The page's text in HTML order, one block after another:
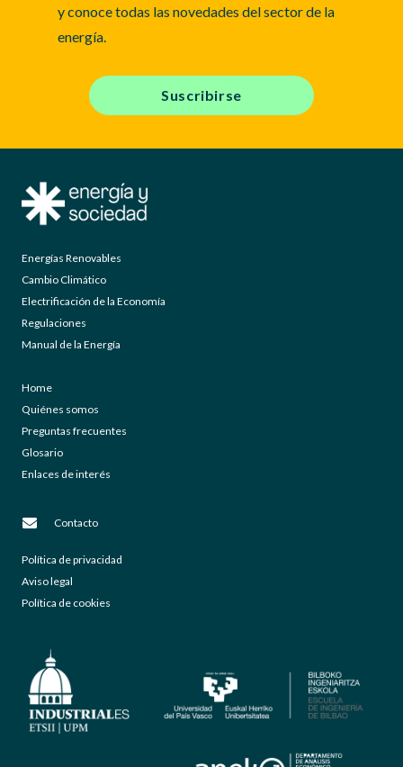
y conoce todas las novedades del sector de la
energía.
Suscribirse
Energías Renovables
Cambio Climático
Electrificación de la Economía
Regulaciones
Manual de la Energía
Home
Quiénes somos
Preguntas frecuentes
Glosario
Enlaces de interés
Contacto
Política de privacidad
Aviso legal
Política de cookies